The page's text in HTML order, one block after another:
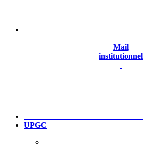
Mail
institutionnel
UPGC